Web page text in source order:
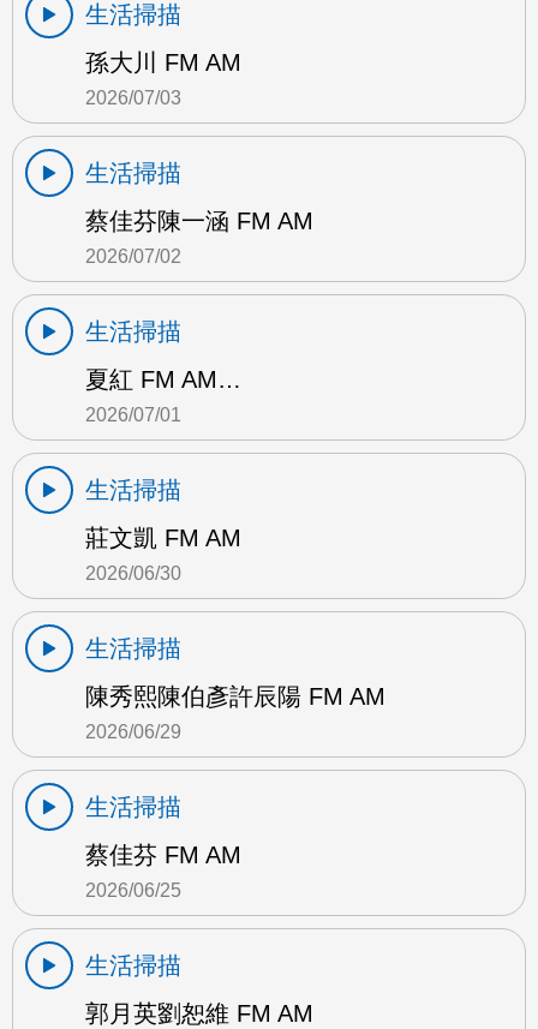
生活掃描
孫大川 FM AM
2026/07/03
生活掃描
蔡佳芬陳一涵 FM AM
2026/07/02
生活掃描
夏紅 FM AM…
2026/07/01
生活掃描
莊文凱 FM AM
2026/06/30
生活掃描
陳秀熙陳伯彥許辰陽 FM AM
2026/06/29
生活掃描
蔡佳芬 FM AM
2026/06/25
生活掃描
郭月英劉恕維 FM AM